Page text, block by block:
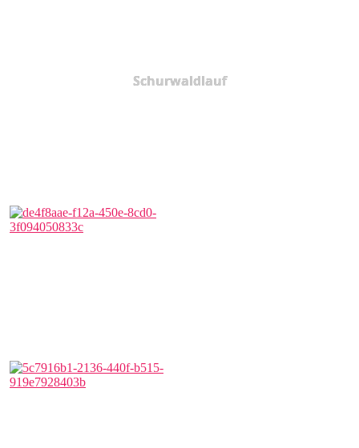
Schurwaldlauf